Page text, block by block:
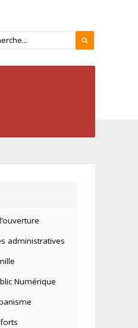
administratives
Numérique